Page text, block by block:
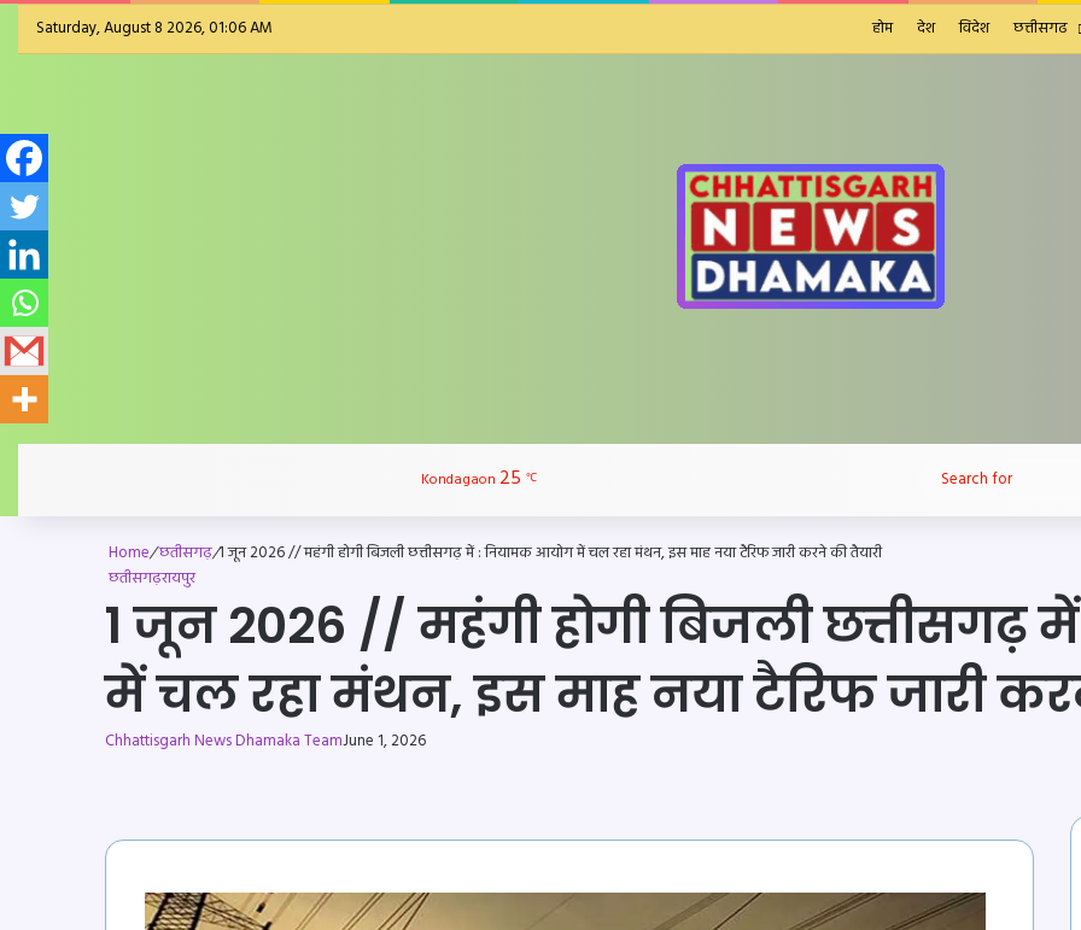
Saturday, August 8 2026, 01:06 AM होम देश विदेश छत्तीसगढ
Kondagaon 25 ℃ Switch skin
Home/छतीसगढ़/1 जून 2026 // महंगी होगी बिजली छत्तीसगढ़ में : नियामक आयोग में चल रहा मंथन, इस माह नया टैरिफ जारी करने की तैयारी
छतीसगढ़रायपुर
1 जून 2026 // महंगी होगी बिजली
में चल रहा मंथन, इस माह नया टैरिफ जारी
Chhattisgarh News Dhamaka TeamJune 1, 2026